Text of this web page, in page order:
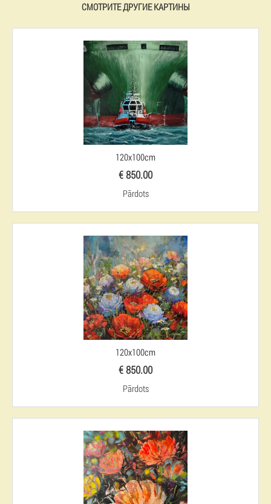
СМОТРИТЕ ДРУГИЕ КАРТИНЫ
120x100cm
€ 850.00
Pārdots
120x100cm
€ 850.00
Pārdots